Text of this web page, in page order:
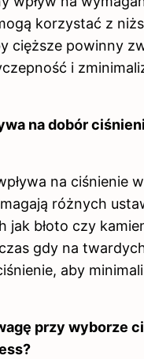
korzystać z
cięższe powinny
i
na dobór
na ciśnienie
różnych
błoto czy
gdy na
aby
przy wyborze